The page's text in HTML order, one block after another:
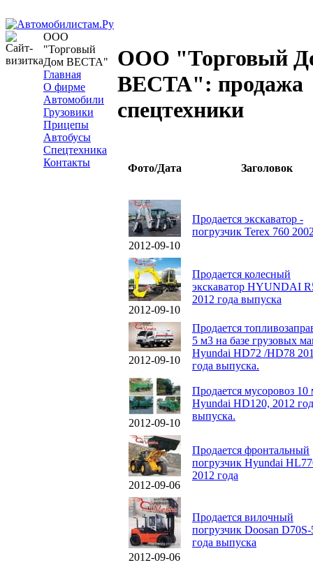
ООО
"Торговый
Дом ВЕСТА"
Главная
О фирме
Автомобили
Грузовики
Прицепы
Автобусы
Спецтехника
Контакты
ООО "Торговый
ВЕСТА": продажа
спецтехники
Фото/Дата Заголовок
2012-09-10
Продается экскаватор -
погрузчик Terex 760
2012-09-10
Продается колесный
экскаватор HYUNDAI
2012 года выпуска
2012-09-10
Продается
5 м3 на базе грузовых
Hyundai HD72 /HD78
года выпуска.
2012-09-10
Продается мусоровоз 10
Hyundai HD120, 2012
выпуска.
2012-09-06
Продается фронтальный
погрузчик Hyundai
2012 года
2012-09-06
Продается вилочный
погрузчик Doosan
года выпуска